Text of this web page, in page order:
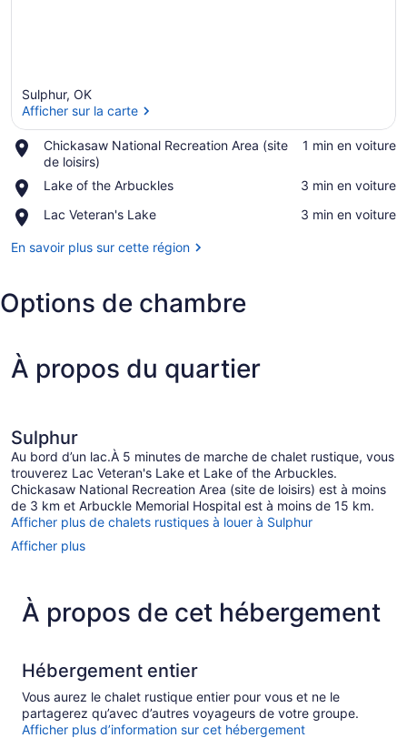
Sulphur, OK
Afficher sur la carte
Chickasaw National Recreation Area (site
de loisirs)
Place,
Chickasaw
National
Recreation
Area
de
loisirs)
‪1 min en voiture‬
Lake of the Arbuckles
Place,
of
Arbuckles
‪3 min en voiture‬
Lac Veteran's Lake
Place,
Veteran's
‪3 min en voiture‬
En savoir plus sur cette région
Options de chambre
À propos du quartier
Sulphur
Au bord d’un lac.À 5 minutes de marche de chalet rustique, vous
trouverez Lac Veteran's Lake et Lake of the Arbuckles.
Chickasaw National Recreation Area (site de loisirs) est à moins
de 3 km et Arbuckle Memorial Hospital est à moins de 15 km.
Afficher plus de chalets rustiques à louer à Sulphur
Afficher plus
À propos de cet hébergement
Hébergement entier
Vous aurez le chalet rustique entier pour vous et ne le
partagerez qu’avec d’autres voyageurs de votre groupe.
Afficher plus d’information sur cet hébergement